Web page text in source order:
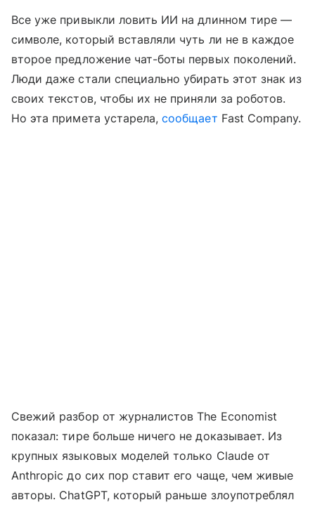
Все уже привыкли ловить ИИ на длинном тире —
символе, который вставляли чуть ли не в каждое
второе предложение чат-боты первых поколений.
Люди даже стали специально убирать этот знак из
своих текстов, чтобы их не приняли за роботов.
Но эта примета устарела,сообщает Fast Company.
Свежий разбор от журналистов The Economist
показал: тире больше ничего не доказывает. Из
крупных языковых моделей только Claude от
Anthropic до сих пор ставит его чаще, чем живые
авторы. ChatGPT, который раньше злоупотреблял